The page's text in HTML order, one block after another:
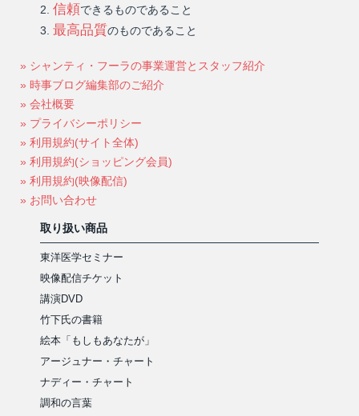
信頼できるものであること
最高品質のものであること
» シャンティ・フーラの事業運営とスタッフ紹介
» 時事ブログ編集部のご紹介
» 会社概要
» プライバシーポリシー
» 利用規約(サイト全体)
» 利用規約(ショッピング会員)
» 利用規約(映像配信)
» お問い合わせ
取り扱い商品
東洋医学セミナー
映像配信チケット
講演DVD
竹下氏の書籍
絵本「もしもあなたが」
アージュナー・チャート
ナディー・チャート
調和の言葉